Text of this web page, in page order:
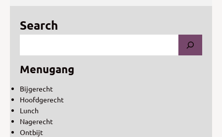
Search
Menugang
Bijgerecht
Hoofdgerecht
Lunch
Nagerecht
Ontbijt